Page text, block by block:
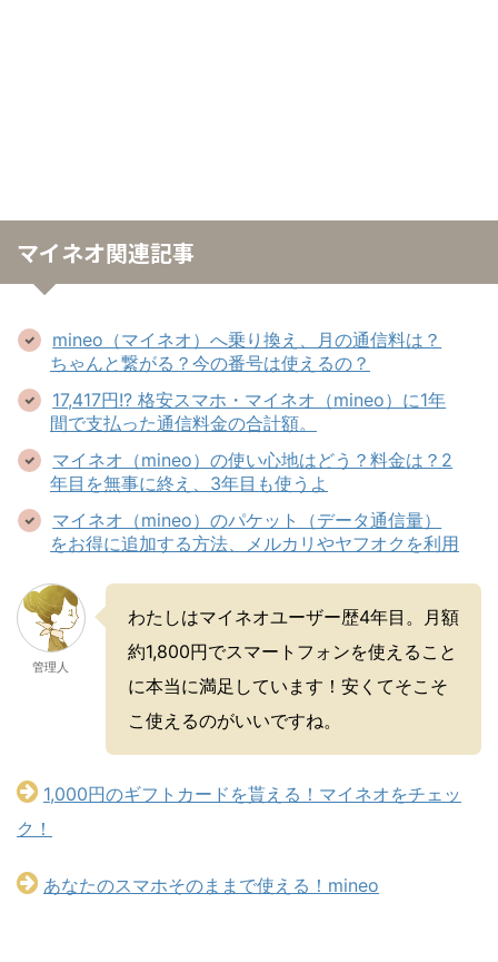
マイネオ関連記事
mineo（マイネオ）へ乗り換え、月の通信料は？
ちゃんと繋がる？今の番号は使えるの？
17,417円!? 格安スマホ・マイネオ（mineo）に1年
間で支払った通信料金の合計額。
マイネオ（mineo）の使い心地はどう？料金は？2
年目を無事に終え、3年目も使うよ
マイネオ（mineo）のパケット（データ通信量）
をお得に追加する方法、メルカリやヤフオクを利用
管理人
わたしはマイネオユーザー歴4年目。月額
約1,800円でスマートフォンを使えること
に本当に満足しています！安くてそこそ
こ使えるのがいいですね。
1,000円のギフトカードを貰える！マイネオをチェッ
ク！
あなたのスマホそのままで使える！mineo